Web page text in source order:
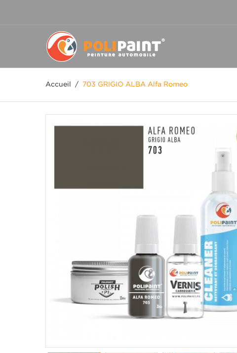
Accueil / 703 GRIGIO ALBA Alfa Romeo